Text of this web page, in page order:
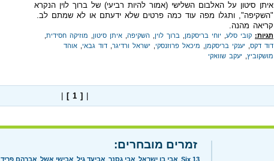
איתן סיטון על האלבום השלישי (אמור להיות רביעי) של ברוך לוין הנקרא
"השקיפה", ותגלו מפה עוד כמה פרטים שלא ידעתם או לא שמתם לב.
קריאה מהנה.
תגיות: קובי סלע יוחי בריסקמן ברוך לוין השקיפה איתן סיטון מוזיקה חסידית
דוד דקס
יענקי בריסקמן מיכאל פרוזנסקי ישראל ורדיגר דוד גבאי
אוהד
מושקוביץ
יעקב שוואקי
[ 1 ]
זמרים מובחרים:
Six 13 אבי בן ישראל אבי גסנר אביעד גיל אבישי אשל אברהם פריד